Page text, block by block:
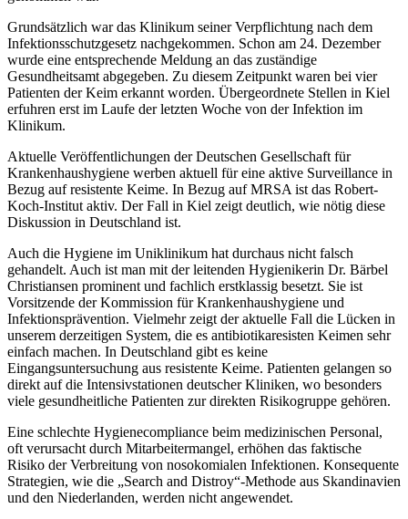
Grundsätzlich war das Klinikum seiner Verpflichtung nach dem
Infektionsschutzgesetz nachgekommen. Schon am 24. Dezember
wurde eine entsprechende Meldung an das zuständige
Gesundheitsamt abgegeben. Zu diesem Zeitpunkt waren bei vier
Patienten der Keim erkannt worden. Übergeordnete Stellen in Kiel
erfuhren erst im Laufe der letzten Woche von der Infektion im
Klinikum.
Aktuelle Veröffentlichungen der Deutschen Gesellschaft für
Krankenhaushygiene werben aktuell für eine aktive Surveillance in
Bezug auf resistente Keime. In Bezug auf MRSA ist das Robert-
Koch-Institut aktiv. Der Fall in Kiel zeigt deutlich, wie nötig diese
Diskussion in Deutschland ist.
Auch die Hygiene im Uniklinikum hat durchaus nicht falsch
gehandelt. Auch ist man mit der leitenden Hygienikerin Dr. Bärbel
Christiansen prominent und fachlich erstklassig besetzt. Sie ist
Vorsitzende der Kommission für Krankenhaushygiene und
Infektionsprävention. Vielmehr zeigt der aktuelle Fall die Lücken in
unserem derzeitigen System, die es antibiotikaresisten Keimen sehr
einfach machen. In Deutschland gibt es keine
Eingangsuntersuchung aus resistente Keime. Patienten gelangen so
direkt auf die Intensivstationen deutscher Kliniken, wo besonders
viele gesundheitliche Patienten zur direkten Risikogruppe gehören.
Eine schlechte Hygienecompliance beim medizinischen Personal,
oft verursacht durch Mitarbeitermangel, erhöhen das faktische
Risiko der Verbreitung von nosokomialen Infektionen. Konsequente
Strategien, wie die „Search and Distroy“-Methode aus Skandinavien
und den Niederlanden, werden nicht angewendet.